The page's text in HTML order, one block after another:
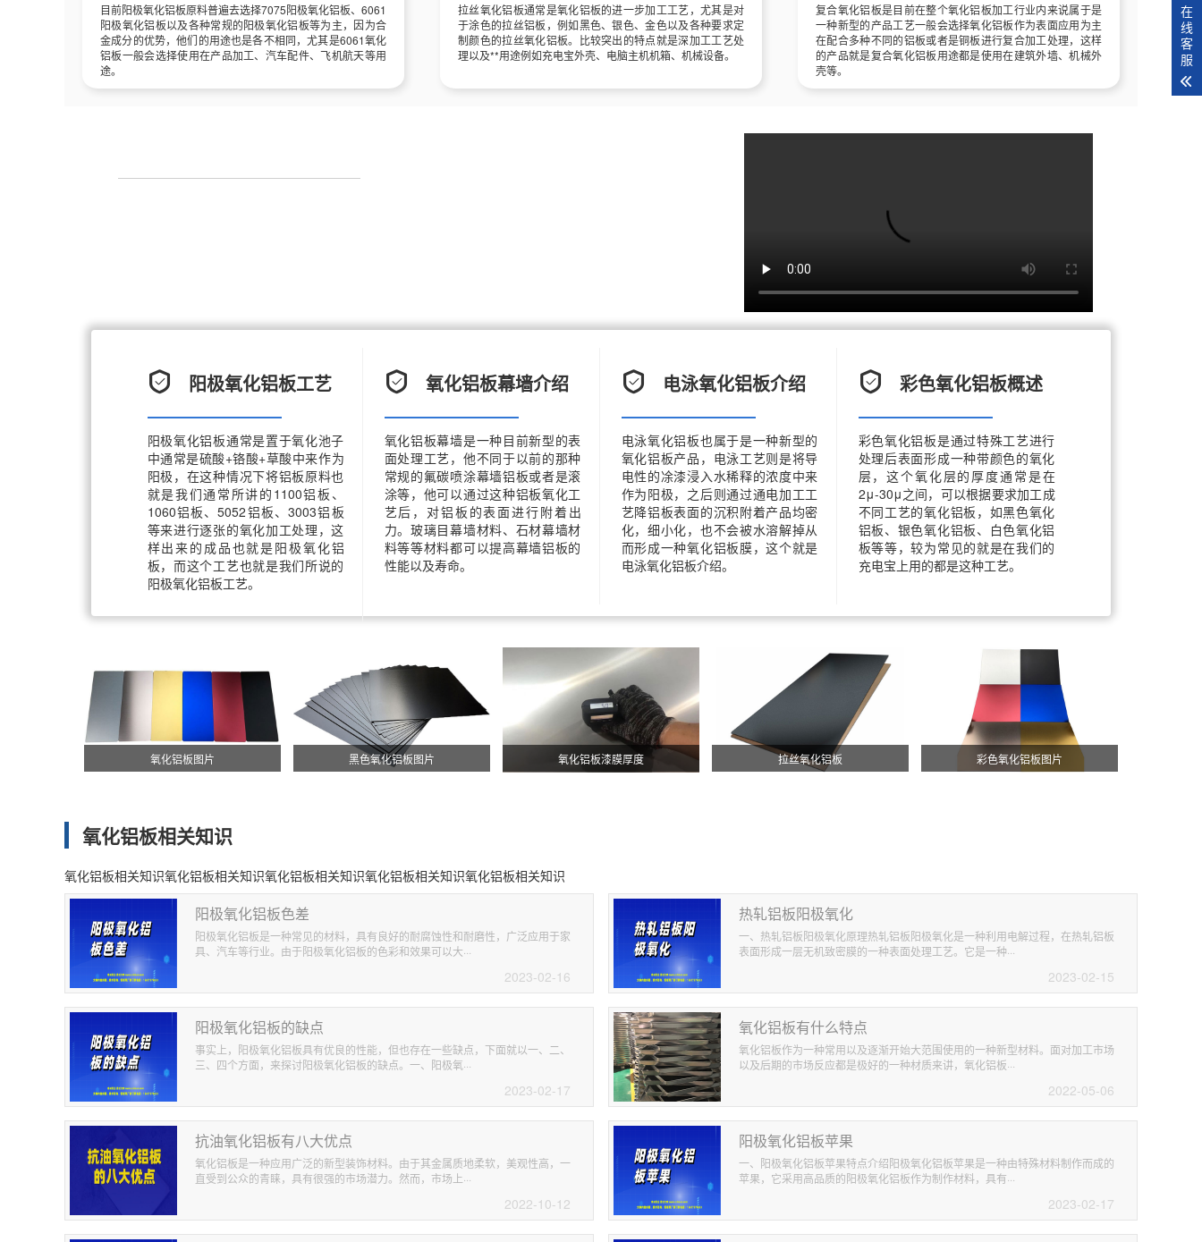
目前阳极氧化铝板原料普遍去选择7075阳极氧化铝板、6061
阳极氧化铝板以及各种常规的阳极氧化铝板等为主，因为合
金成分的优势，他们的用途也是各不相同，尤其是6061氧化
铝板一般会选择使用在产品加工、汽车配件、飞机航天等用
途。
拉丝氧化铝板通常是氧化铝板的进一步加工工艺，尤其是对
于涂色的拉丝铝板，例如黑色、银色、金色以及各种要求定
制颜色的拉丝氧化铝板。比较突出的特点就是深加工工艺处
理以及**用途例如充电宝外壳、电脑主机机箱、机械设备。
复合氧化铝板是目前在整个氧化铝板加工行业内来说属于是
一种新型的产品工艺一般会选择氧化铝板作为表面应用为主
在配合多种不同的铝板或者是铜板进行复合加工处理，这样
的产品就是复合氧化铝板用途都是使用在建筑外墙、机械外
壳等。
阳极氧化铝板工艺
阳极氧化铝板通常是置于氧化池子
中通常是硫酸+铬酸+草酸中来作为
阳极，在这种情况下将铝板原料也
就是我们通常所讲的1100铝板、
1060铝板、5052铝板、3003铝板
等来进行逐张的氧化加工处理，这
样出来的成品也就是阳极氧化铝
板，而这个工艺也就是我们所说的
阳极氧化铝板工艺。
氧化铝板幕墙介绍
氧化铝板幕墙是一种目前新型的表
面处理工艺，他不同于以前的那种
常规的氟碳喷涂幕墙铝板或者是滚
涂等，他可以通过这种铝板氧化工
艺后，对铝板的表面进行附着出
力。玻璃目幕墙材料、石材幕墙材
料等等材料都可以提高幕墙铝板的
性能以及寿命。
电泳氧化铝板介绍
电泳氧化铝板也属于是一种新型的
氧化铝板产品，电泳工艺则是将导
电性的凃漆浸入水稀释的浓度中来
作为阳极，之后则通过通电加工工
艺降铝板表面的沉积附着产品均密
化，细小化，也不会被水溶解掉从
而形成一种氧化铝板膜，这个就是
电泳氧化铝板介绍。
彩色氧化铝板概述
彩色氧化铝板是通过特殊工艺进行
处理后表面形成一种带颜色的氧化
层，这个氧化层的厚度通常是在
2μ-30μ之间，可以根据要求加工成
不同工艺的氧化铝板，如黑色氧化
铝板、银色氧化铝板、白色氧化铝
板等等，较为常见的就是在我们的
充电宝上用的都是这种工艺。
氧化铝板图片 黑色氧化铝板图片 氧化铝板漆膜厚度 拉丝氧化铝板 彩色氧化铝板图片
氧化铝板相关知识
氧化铝板相关知识氧化铝板相关知识氧化铝板相关知识氧化铝板相关知识氧化铝板相关知识
阳极氧化铝板色差
阳极氧化铝板是一种常见的材料，具有良好的耐腐蚀性和耐磨性，广泛应用于家
具、汽车等行业。由于阳极氧化铝板的色彩和效果可以大···
2023-02-16
热轧铝板阳极氧化
一、热轧铝板阳极氧化原理热轧铝板阳极氧化是一种利用电解过程，在热轧铝板
表面形成一层无机致密膜的一种表面处理工艺。它是一种···
2023-02-15
阳极氧化铝板的缺点
事实上，阳极氧化铝板具有优良的性能，但也存在一些缺点，下面就以一、二、
三、四个方面，来探讨阳极氧化铝板的缺点。一、阳极氧···
2023-02-17
氧化铝板有什么特点
氧化铝板作为一种常用以及逐渐开始大范围使用的一种新型材料。面对加工市场
以及后期的市场反应都是极好的一种材质来讲，氧化铝板···
2022-05-06
抗油氧化铝板有八大优点
氧化铝板是一种应用广泛的新型装饰材料。由于其金属质地柔软，美观性高，一
直受到公众的青睐，具有很强的市场潜力。然而，市场上···
2022-10-12
阳极氧化铝板苹果
一、阳极氧化铝板苹果特点介绍阳极氧化铝板苹果是一种由特殊材料制作而成的
苹果，它采用高品质的阳极氧化铝板作为制作材料，具有···
2023-02-17
在
线
客
服